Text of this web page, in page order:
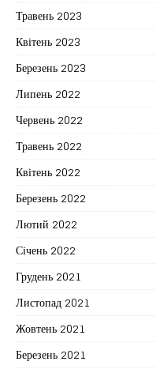
Травень 2023
Квітень 2023
Березень 2023
Липень 2022
Червень 2022
Травень 2022
Квітень 2022
Березень 2022
Лютий 2022
Січень 2022
Грудень 2021
Листопад 2021
Жовтень 2021
Березень 2021